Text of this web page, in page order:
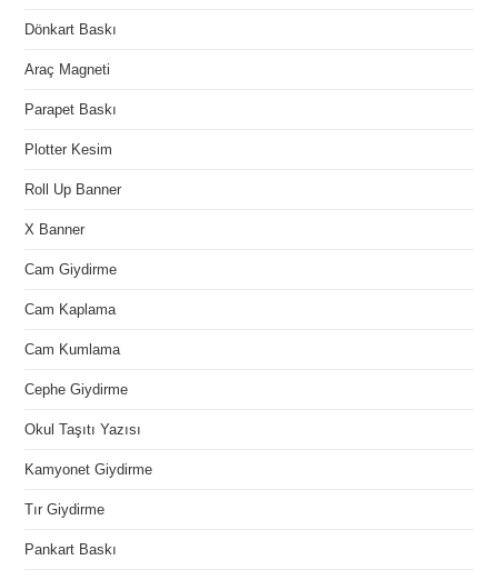
Dönkart Baskı
Araç Magneti
Parapet Baskı
Plotter Kesim
Roll Up Banner
X Banner
Cam Giydirme
Cam Kaplama
Cam Kumlama
Cephe Giydirme
Okul Taşıtı Yazısı
Kamyonet Giydirme
Tır Giydirme
Pankart Baskı